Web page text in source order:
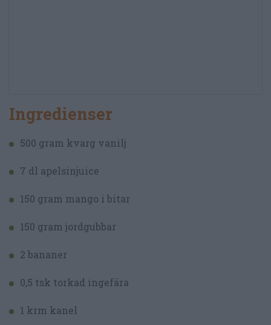
Ingredienser
500 gram kvarg vanilj
7 dl apelsinjuice
150 gram mango i bitar
150 gram jordgubbar
2 bananer
0,5 tsk torkad ingefära
1 krm kanel